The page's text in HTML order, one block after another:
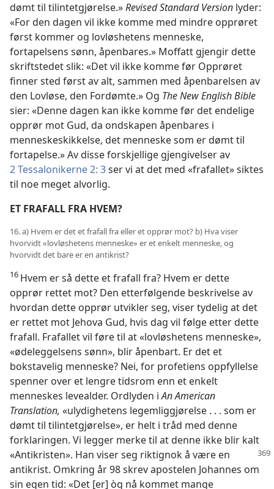
dømt til tilintetgjørelse.»Revised Standard Version lyder:
«For den dagen vil ikke komme med mindre opprøret
først kommer og lovløshetens menneske,
fortapelsens sønn, åpenbares.» Moffatt gjengir dette
skriftstedet slik: «Det vil ikke komme før Opprøret
finner sted først av alt, sammen med åpenbarelsen av
den Lovløse, den Fordømte.» Og The New English Bible
sier: «Denne dagen kan ikke komme før det endelige
opprør mot Gud, da ondskapen åpenbares i
menneskeskikkelse, det menneske som er dømt til
fortapelse.» Av disse forskjellige gjengivelser av
2 Tessalonikerne 2: 3ser vi at det med «frafallet» siktes
til noe meget alvorlig.
ET FRAFALL FRA HVEM?
16. a) Hvem er det et frafall fra eller et opprør mot? b) Hva viser
hvorvidt «lovløshetens menneske» er et enkelt menneske, og
hvorvidt det bare er en antikrist?
16 Hvem er så dette et frafall fra? Hvem er dette
opprør rettet mot? Den etterfølgende beskrivelse av
hvordan dette opprør utvikler seg, viser tydelig at det
er rettet mot Jehova Gud, hvis dag vil følge etter dette
frafall. Frafallet vil føre til at «lovløshetens menneske»,
«ødeleggelsens sønn», blir åpenbart. Er det et
bokstavelig menneske? Nei, for profetiens oppfyllelse
spenner over et lengre tidsrom enn et enkelt
menneskes levealder. Ordlyden iAn American
Translation, «ulydighetens legemliggjørelse . . . som er
dømt til tilintetgjørelse», er helt i tråd med denne
forklaringen. Vi legger merke til at denne ikke blir kalt
«Antikristen». Han viser seg riktignok å være en
antikrist. Omkring år 98 skrev apostelen Johannes om
sin egen tid: «Det [er] òg nå kommet mange